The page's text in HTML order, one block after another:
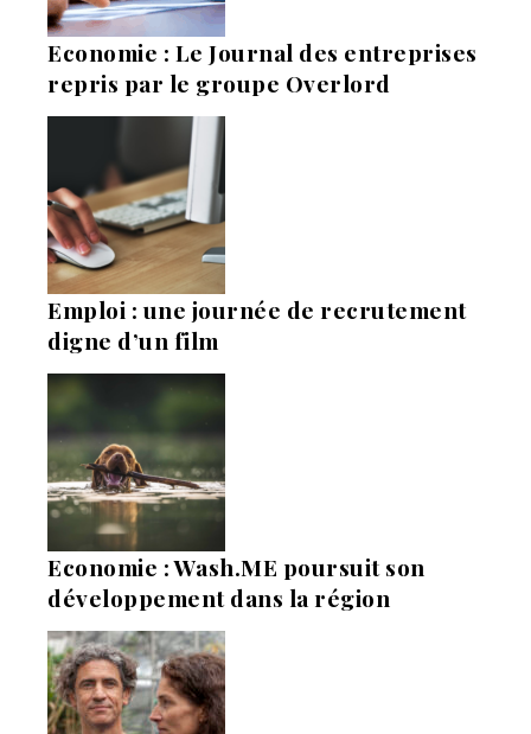
Economie : Le Journal des entreprises
repris par le groupe Overlord
Emploi : une journée de recrutement
digne d’un film
Economie : Wash.ME poursuit son
développement dans la région